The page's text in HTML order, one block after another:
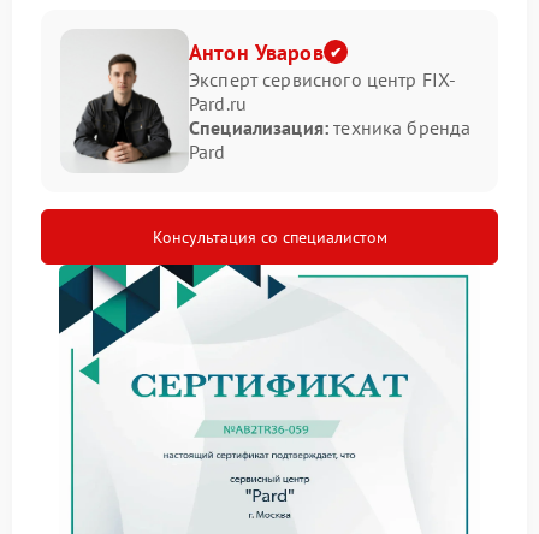
теряет информативность, а визуальный контроль
становится затрудненным.
Признаки некорректной работы
экрана
фиксируются следующие симптомы неисправности:
зависание изображения при изменении режима;
частичный вывод данных на дисплей.
Что влияет на сбой дисплея
Профессиональная диагностика позволяет
определить технические причины дефекта. В
Сервисном центре Pard специалисты обращают
внимание на следующие факторы:
износ соединительных элементов экрана;
Антон Уваров
Эксперт сервисного центр FIX-
Pard.ru
Специализация: техника бренда
Pard
Консультация со специалистом